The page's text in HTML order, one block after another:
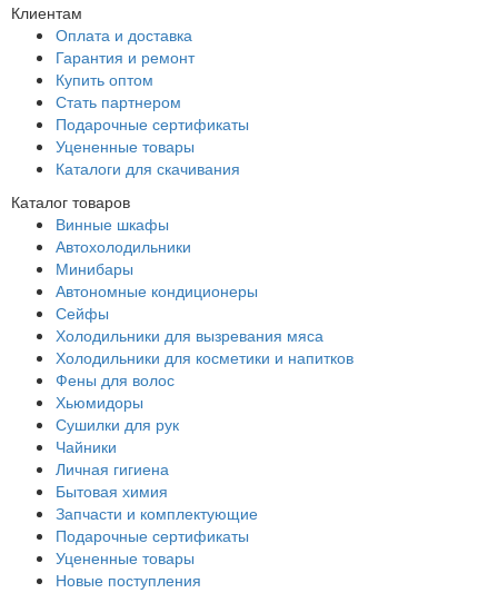
Клиентам
Оплата и доставка
Гарантия и ремонт
Купить оптом
Стать партнером
Подарочные сертификаты
Уцененные товары
Каталоги для скачивания
Каталог товаров
Винные шкафы
Автохолодильники
Минибары
Автономные кондиционеры
Сейфы
Холодильники для вызревания мяса
Холодильники для косметики и напитков
Фены для волос
Хьюмидоры
Сушилки для рук
Чайники
Личная гигиена
Бытовая химия
Запчасти и комплектующие
Подарочные сертификаты
Уцененные товары
Новые поступления